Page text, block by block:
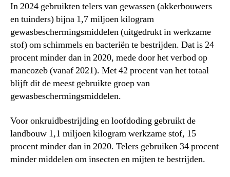
In 2024 gebruikten telers van gewassen (akkerbouwers
en tuinders) bijna 1,7 miljoen kilogram
gewasbeschermingsmiddelen (uitgedrukt in werkzame
stof) om schimmels en bacteriën te bestrijden. Dat is 24
procent minder dan in 2020, mede door het verbod op
mancozeb (vanaf 2021). Met 42 procent van het totaal
blijft dit de meest gebruikte groep van
gewasbeschermingsmiddelen.
Voor onkruidbestrijding en loofdoding gebruikt de
landbouw 1,1 miljoen kilogram werkzame stof, 15
procent minder dan in 2020. Telers gebruiken 34 procent
minder middelen om insecten en mijten te bestrijden.